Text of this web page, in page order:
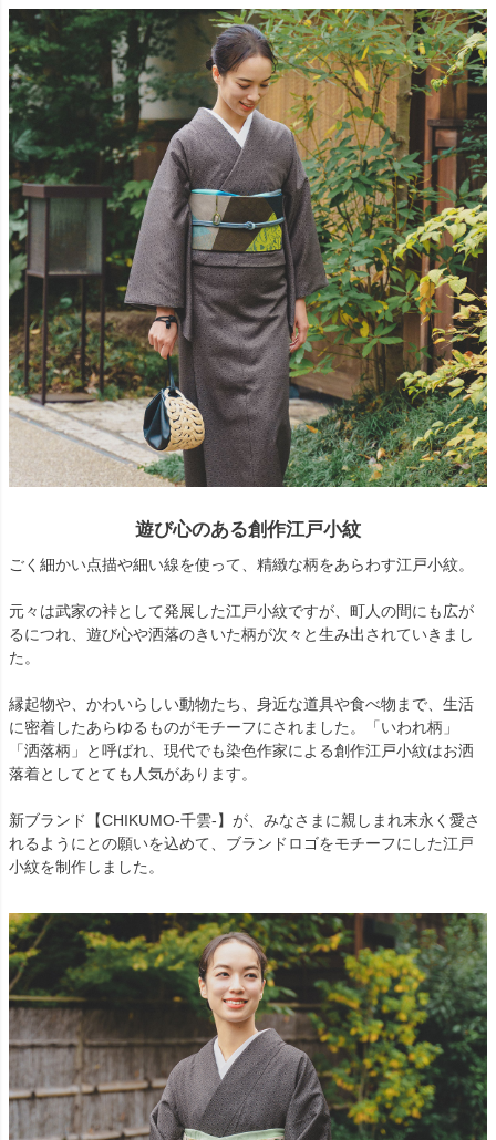
遊び心のある創作江戸小紋
ごく細かい点描や細い線を使って、精緻な柄をあらわす江戸小紋。
元々は武家の裃として発展した江戸小紋ですが、町人の間にも広が
るにつれ、遊び心や洒落のきいた柄が次々と生み出されていきまし
た。
縁起物や、かわいらしい動物たち、身近な道具や食べ物まで、生活
に密着したあらゆるものがモチーフにされました。「いわれ柄」
「洒落柄」と呼ばれ、現代でも染色作家による創作江戸小紋はお洒
落着としてとても人気があります。
新ブランド【CHIKUMO-千雲-】が、みなさまに親しまれ末永く愛さ
れるようにとの願いを込めて、ブランドロゴをモチーフにした江戸
小紋を制作しました。